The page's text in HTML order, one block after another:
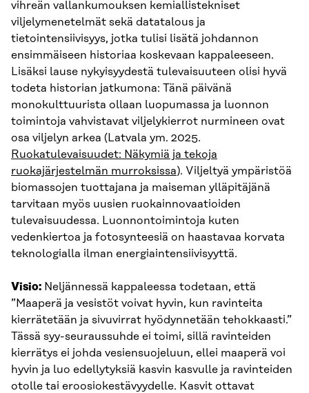
vihreän vallankumouksen kemiallistekniset
viljelymenetelmät sekä datatalous ja
tietointensiivisyys, jotka tulisi lisätä johdannon
ensimmäiseen historiaa koskevaan kappaleeseen.
Lisäksi lause nykyisyydestä tulevaisuuteen olisi hyvä
todeta historian jatkumona: Tänä päivänä
monokulttuurista ollaan luopumassa ja luonnon
toimintoja vahvistavat viljelykierrot nurmineen ovat
osa viljelyn arkea (Latvala ym. 2025.
Ruokatulevaisuudet: Näkymiä ja tekoja
ruokajärjestelmän murroksissa). Viljeltyä ympäristöä
biomassojen tuottajana ja maiseman ylläpitäjänä
tarvitaan myös uusien ruokainnovaatioiden
tulevaisuudessa. Luonnontoimintoja kuten
vedenkiertoa ja fotosynteesiä on haastavaa korvata
teknologialla ilman energiaintensiivisyyttä.
Visio: Neljännessä kappaleessa todetaan, että
”Maaperä ja vesistöt voivat hyvin, kun ravinteita
kierrätetään ja sivuvirrat hyödynnetään tehokkaasti.”
Tässä syy-seuraussuhde ei toimi, sillä ravinteiden
kierrätys ei johda vesiensuojeluun, ellei maaperä voi
hyvin ja luo edellytyksiä kasvin kasvulle ja ravinteiden
otolle tai eroosiokestävyydelle. Kasvit ottavat